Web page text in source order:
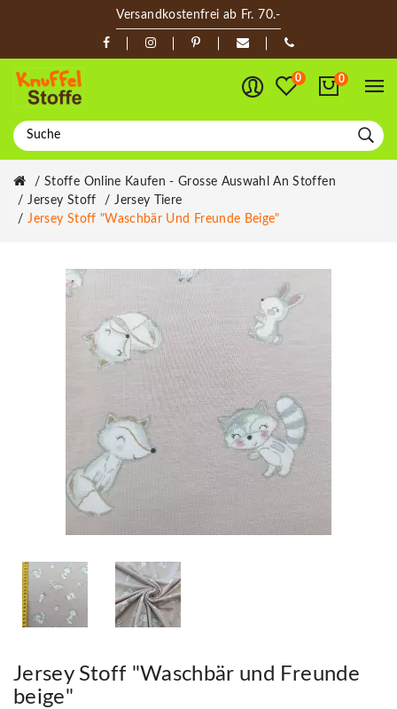
Versandkostenfrei ab Fr. 70.-
0 0
Stoffe Online Kaufen - Grosse Auswahl An Stoffen
Jersey Stoff
Jersey Tiere
Jersey Stoff "Waschbär Und Freunde Beige"
Jersey Stoff "Waschbär und Freunde
beige"